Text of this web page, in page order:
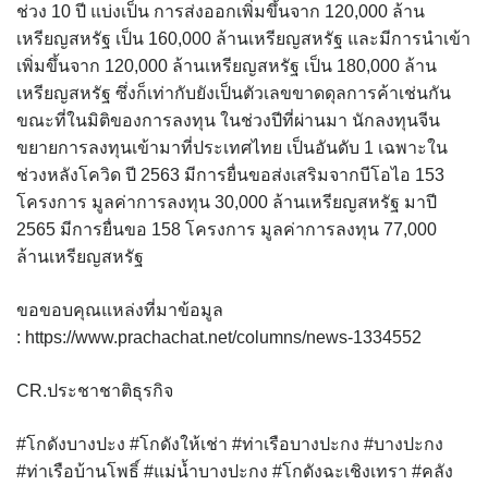
ช่วง 10 ปี แบ่งเป็น การส่งออกเพิ่มขึ้นจาก 120,000 ล้าน
เหรียญสหรัฐ เป็น 160,000 ล้านเหรียญสหรัฐ และมีการนำเข้า
เพิ่มขึ้นจาก 120,000 ล้านเหรียญสหรัฐ เป็น 180,000 ล้าน
เหรียญสหรัฐ ซึ่งก็เท่ากับยังเป็นตัวเลขขาดดุลการค้าเช่นกัน
ขณะที่ในมิติของการลงทุน ในช่วงปีที่ผ่านมา นักลงทุนจีน
ขยายการลงทุนเข้ามาที่ประเทศไทย เป็นอันดับ 1 เฉพาะใน
ช่วงหลังโควิด ปี 2563 มีการยื่นขอส่งเสริมจากบีโอไอ 153
โครงการ มูลค่าการลงทุน 30,000 ล้านเหรียญสหรัฐ มาปี
2565 มีการยื่นขอ 158 โครงการ มูลค่าการลงทุน 77,000
ล้านเหรียญสหรัฐ
ขอขอบคุณแหล่งที่มาข้อมูล
: https://www.prachachat.net/columns/news-1334552
CR.ประชาชาติธุรกิจ
#โกดังบางปะง #โกดังให้เช่า #ท่าเรือบางปะกง #บางปะกง
#ท่าเรือบ้านโพธิ์ #แม่น้ำบางปะกง #โกดังฉะเชิงเทรา #คลัง